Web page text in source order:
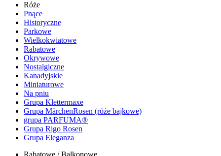
Róże
Pnące
Historyczne
Parkowe
Wielkokwiatowe
Rabatowe
Okrywowe
Nostalgiczne
Kanadyjskie
Miniaturowe
Na pniu
Grupa Klettermaxe
Grupa MärchenRosen (róże bajkowe)
grupa PARFUMA®
Grupa Rigo Rosen
Grupa Eleganza
Rabatowe / Balkonowe